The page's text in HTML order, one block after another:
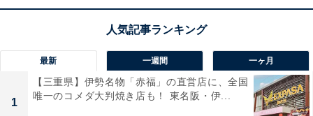
インバーター搭載による優れた静音性と省エネ性能を実
水流と激流洗浄により、
衣類の絡みを抑えながら頑固な
汚れもしっかり落とします！
最新 一週間 一ヶ月
1
【三重県】伊勢名物「赤福」の直営店に、全国
唯一のコメダ大判焼き店も！ 東名阪・伊...